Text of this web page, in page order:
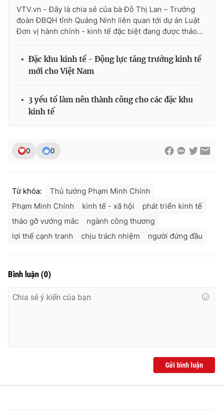
Ðiện thoại Thời báo VTV:
024.66 897 897
Email:toasoan@vtv.vn
Liên hệ quảng cáo:024-7300.7108
thông tin từ website này.
VTV.vn - Đây là chia sẻ của bà Đỗ Thị Lan – Trưởng
đoàn ĐBQH tỉnh Quảng Ninh liên quan tới dự án Luật
Đơn vị hành chính - kinh tế đặc biệt đang được thảo...
Đặc khu kinh tế - Động lực tăng trưởng kinh tế
mới cho Việt Nam
3 yếu tố làm nên thành công cho các đặc khu
kinh tế
0 0
Từ khóa:
Thủ tướng Phạm Minh Chính
Phạm Minh Chính
kinh tế - xã hội
phát triển kinh tế
tháo gỡ vướng mắc
ngành công thương
lợi thế cạnh tranh
chịu trách nhiệm người đứng đầu
Bình luận (0)
Gửi bình luận